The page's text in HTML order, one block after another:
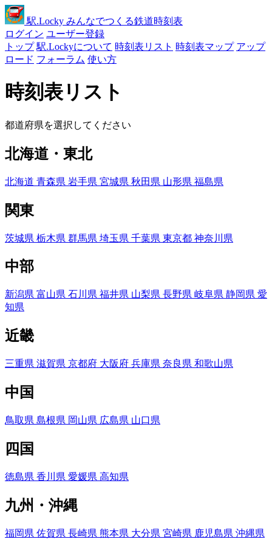
駅.Locky みんなでつくる鉄道時刻表
ログイン ユーザー登録
トップ 駅.Lockyについて 時刻表リスト 時刻表マップ アップ
ロード フォーラム 使い方
時刻表リスト
都道府県を選択してください
北海道・東北
北海道 青森県 岩手県 宮城県 秋田県 山形県 福島県
関東
茨城県 栃木県 群馬県 埼玉県 千葉県 東京都 神奈川県
中部
新潟県 富山県 石川県 福井県 山梨県 長野県 岐阜県 静岡県 愛
知県
近畿
三重県 滋賀県 京都府 大阪府 兵庫県 奈良県 和歌山県
中国
鳥取県 島根県 岡山県 広島県 山口県
四国
徳島県 香川県 愛媛県 高知県
九州・沖縄
福岡県 佐賀県 長崎県 熊本県 大分県 宮崎県 鹿児島県 沖縄県